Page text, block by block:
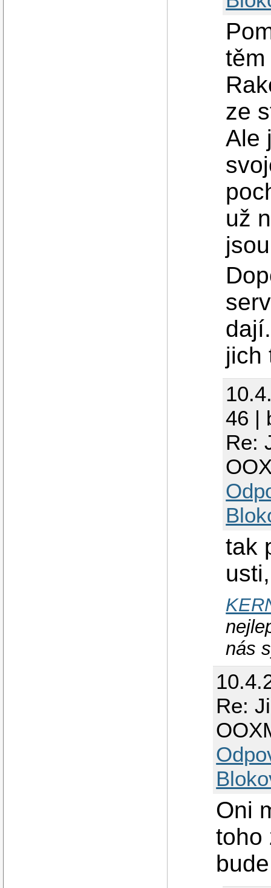
ze
Ale
už
jich
46 |
Re:
tak
nás
Re:
Oni
toho